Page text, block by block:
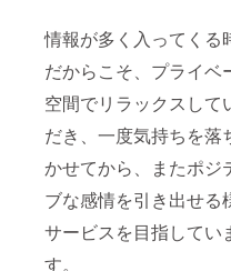
情報が多く入ってくる
だからこそ、プライベ
空間でリラックスして
だき、一度気持ちを落
かせてから、またポジ
ブな感情を引き出せる
サービスを目指してい
す。